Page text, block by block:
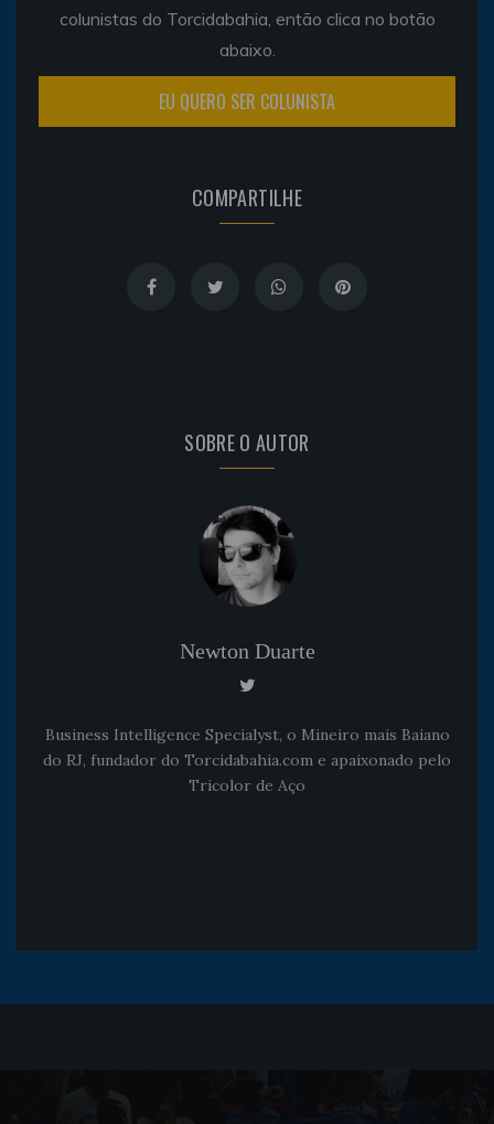
colunistas do Torcidabahia, então clica no botão
abaixo.
EU QUERO SER COLUNISTA
COMPARTILHE
SOBRE O AUTOR
Newton Duarte
Business Intelligence Specialyst, o Mineiro mais Baiano
do RJ, fundador do Torcidabahia.com e apaixonado pelo
Tricolor de Aço